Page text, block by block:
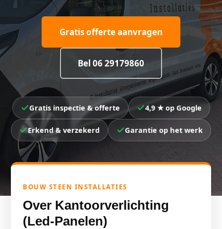
Gratis offerte aanvragen
Bel 06 29179860
Gratis inspectie & offerte 4,9 ★ op Google
Erkend & verzekerd Garantie op het werk
BOUW STEEN INSTALLATIES
Over Kantoorverlichting
(led-Panelen)